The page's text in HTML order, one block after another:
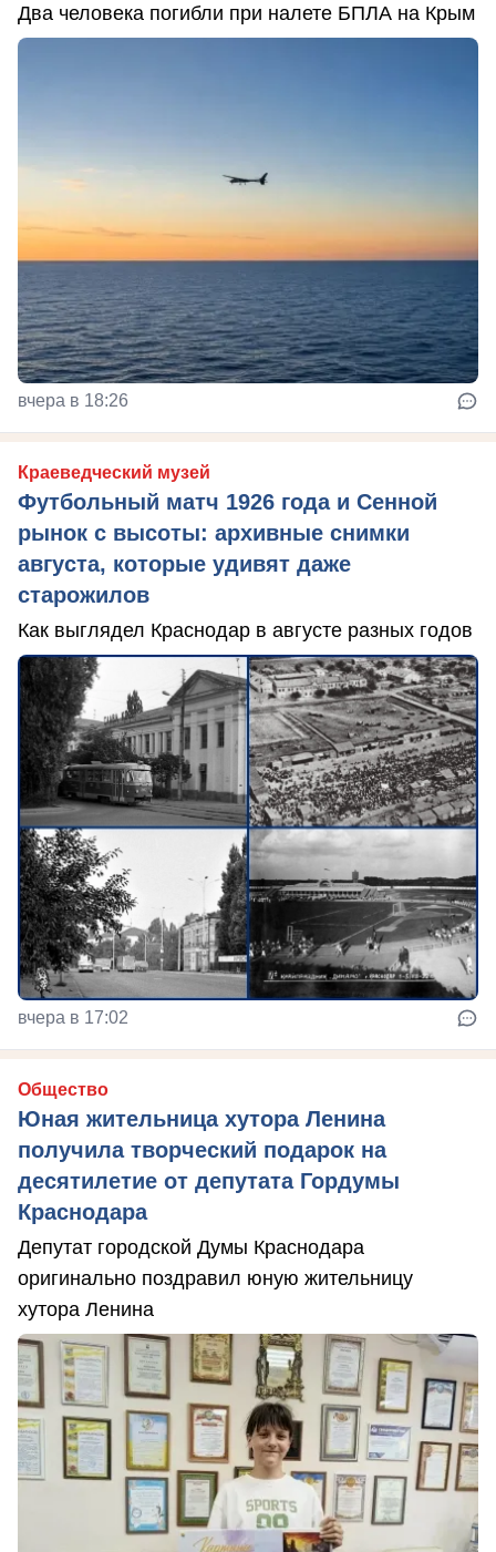
Два человека погибли при налете БПЛА на Крым
вчера в 18:26
Краеведческий музей
Футбольный матч 1926 года и Сенной
рынок с высоты: архивные снимки
августа, которые удивят даже
старожилов
Как выглядел Краснодар в августе разных годов
вчера в 17:02
Общество
Юная жительница хутора Ленина
получила творческий подарок на
десятилетие от депутата Гордумы
Краснодара
Депутат городской Думы Краснодара
оригинально поздравил юную жительницу
хутора Ленина